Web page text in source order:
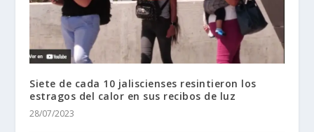
Siete de cada 10 jaliscienses resintieron los
estragos del calor en sus recibos de luz
28/07/2023